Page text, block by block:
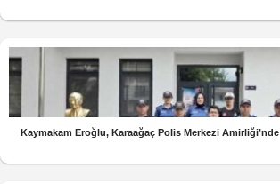
Kaymakam Eroğlu, Karaağaç Polis Merkezi Amirliği’nde